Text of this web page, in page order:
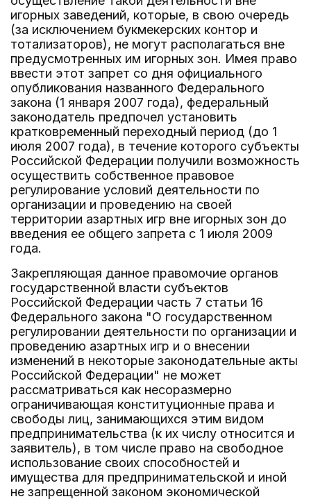
игорных заведений, которые, в свою очередь
(за исключением букмекерских контор и
тотализаторов), не могут располагаться вне
предусмотренных им игорных зон. Имея право
ввести этот запрет со дня официального
опубликования названного Федерального
закона (1 января 2007 года), федеральный
законодатель предпочел установить
кратковременный переходный период (до 1
июля 2007 года), в течение которого субъекты
Российской Федерации получили возможность
осуществить собственное правовое
регулирование условий деятельности по
организации и проведению на своей
территории азартных игр вне игорных зон до
введения ее общего запрета с 1 июля 2009
года.
Закрепляющая данное правомочие органов
государственной власти субъектов
Российской Федерации часть 7 статьи 16
Федерального закона "О государственном
регулировании деятельности по организации и
проведению азартных игр и о внесении
изменений в некоторые законодательные акты
Российской Федерации" не может
рассматриваться как несоразмерно
ограничивающая конституционные права и
свободы лиц, занимающихся этим видом
предпринимательства (к их числу относится и
заявитель), в том числе право на свободное
использование своих способностей и
имущества для предпринимательской и иной
не запрещенной законом экономической